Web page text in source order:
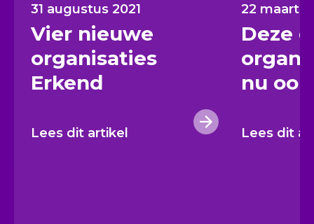
31 augustus 2021
Vier nieuwe
organisaties
Erkend
Lees dit artikel
22 maart
Deze
nu
Lees dit